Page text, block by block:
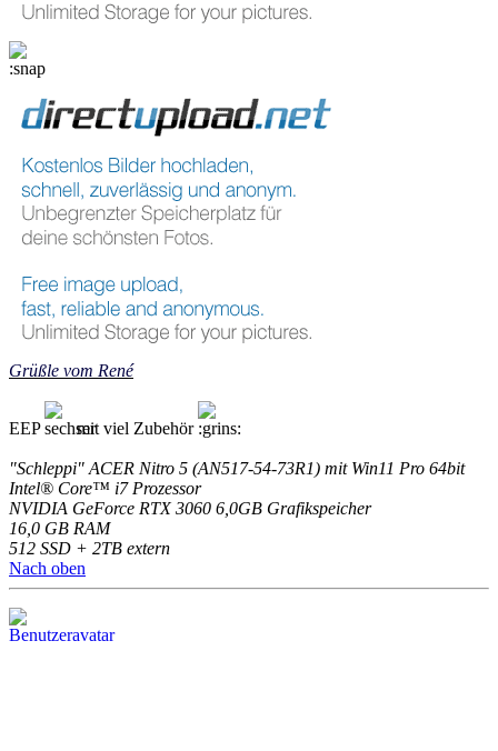
Grüßle vom René
EEP mit viel Zubehör
"Schleppi" ACER Nitro 5 (AN517-54-73R1) mit Win11 Pro 64bit
Intel® Core™ i7 Prozessor
NVIDIA GeForce RTX 3060 6,0GB Grafikspeicher
16,0 GB RAM
512 SSD + 2TB extern
Nach oben